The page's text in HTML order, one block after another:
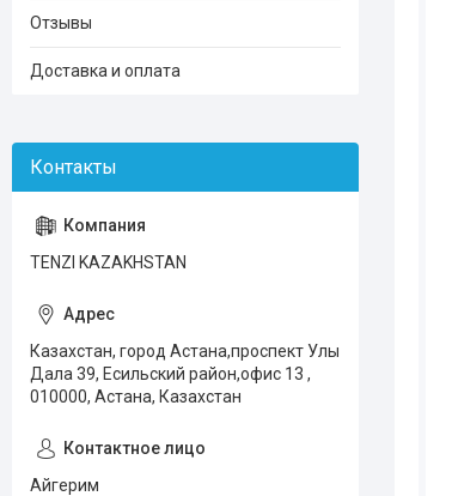
Отзывы
Доставка и оплата
TENZI KAZAKHSTAN
Казахстан, город Астана,проспект Улы
Дала 39, Есильский район,офис 13 ,
010000, Астана, Казахстан
Айгерим